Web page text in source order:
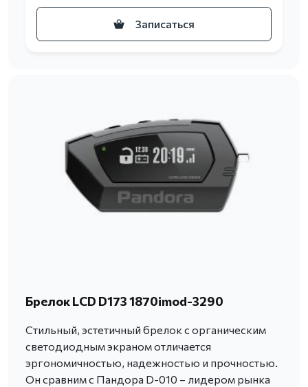
Записаться
Брелок LCD D173 1870imod-3290
Стильный, эстетичный брелок с органическим
светодиодным экраном отличается
эргономичностью, надежностью и прочностью.
Он сравним с Пандора D-010 – лидером рынка